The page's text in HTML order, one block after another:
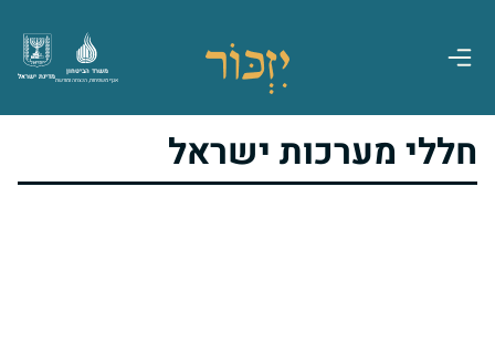
מדינת ישראל
משרד הביטחון
אגף משפחות, הנצחה ומורשת
חללי מערכות ישראל